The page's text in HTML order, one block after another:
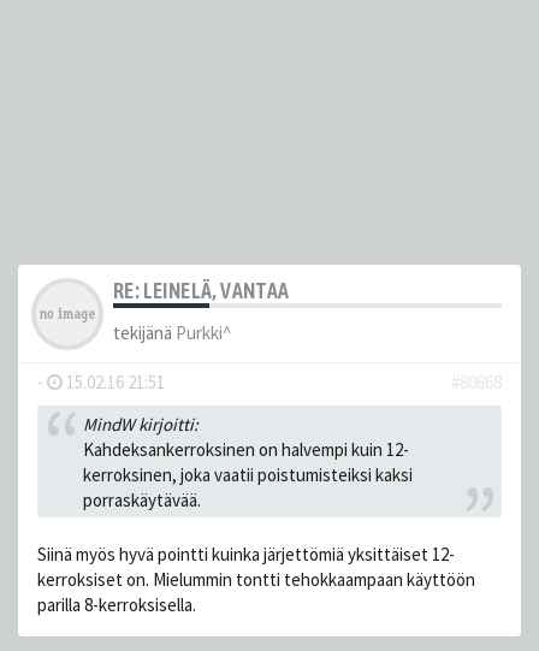
RE: LEINELÄ, VANTAA
tekijänä Purkki^
- 15.02.16 21:51
#80868
MindW kirjoitti:
Kahdeksankerroksinen on halvempi kuin 12-
kerroksinen, joka vaatii poistumisteiksi kaksi
porraskäytävää.
Siinä myös hyvä pointti kuinka järjettömiä yksittäiset 12-
kerroksiset on. Mielummin tontti tehokkaampaan käyttöön
parilla 8-kerroksisella.